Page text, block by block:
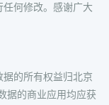
何修改。感谢广大
的所有权益归北京
据的商业应用均应获